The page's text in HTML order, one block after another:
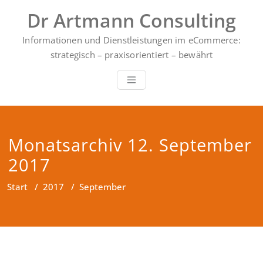
springen
Dr Artmann Consulting
Informationen und Dienstleistungen im eCommerce:
strategisch – praxisorientiert – bewährt
Monatsarchiv 12. September
2017
Start / 2017 / September